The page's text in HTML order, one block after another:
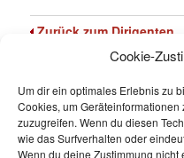
Cookie-
Um dir ein optimales Erlebnis zu
Cookies, um
zuzugreifen. Wenn du diesen
wie das Surfverhalten oder
Wenn du deine Zustimmung
Zurück zum Dirigenten